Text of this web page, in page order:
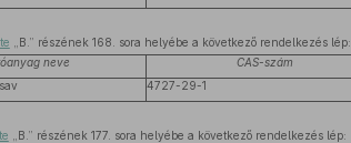
„B.” részének 168. sora helyébe a következő rendelkezés lép:
neve CAS-szám
4727-29-1
„B.” részének 177. sora helyébe a következő rendelkezés lép: